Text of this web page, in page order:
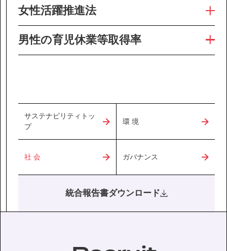
女性活躍推進法
男性の育児休業等取得率
サステナビリティトッ
プ
環 境
社 会 ガバナンス
統合報告書ダウンロード